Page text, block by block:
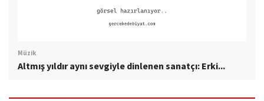
Müzik
Altmış yıldır aynı sevgiyle dinlenen sanatçı: Erki...